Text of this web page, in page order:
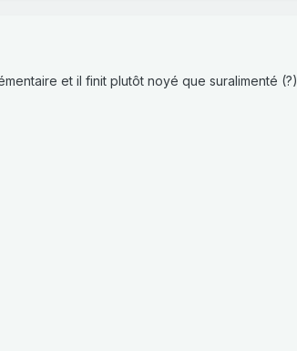
et il finit plutôt noyé que suralimenté (?)